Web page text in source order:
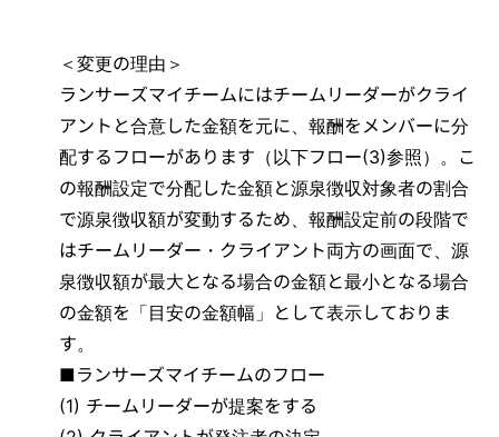
＜変更の理由＞
ランサーズマイチームにはチームリーダーがクライ
アントと合意した金額を元に、報酬をメンバーに分
配するフローがあります（以下フロー(3)参照）。こ
の報酬設定で分配した金額と源泉徴収対象者の割合
で源泉徴収額が変動するため、報酬設定前の段階で
はチームリーダー・クライアント両方の画面で、源
泉徴収額が最大となる場合の金額と最小となる場合
の金額を「目安の金額幅」として表示しておりま
す。
■ランサーズマイチームのフロー
(1) チームリーダーが提案をする